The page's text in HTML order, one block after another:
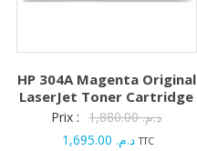
HP 304A Magenta Original
LaserJet Toner Cartridge
Prix : د.م.1,880.00
Le
د.م.Le
TTC